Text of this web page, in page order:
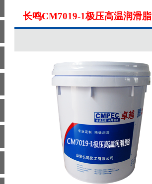
长鸣CM7019-1极压高温润滑脂